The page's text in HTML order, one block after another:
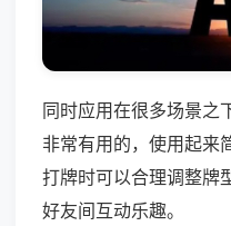
同时应用在很多场景之
非常有用的，使用起来
打牌时可以合理调整牌
好友间互动乐趣。